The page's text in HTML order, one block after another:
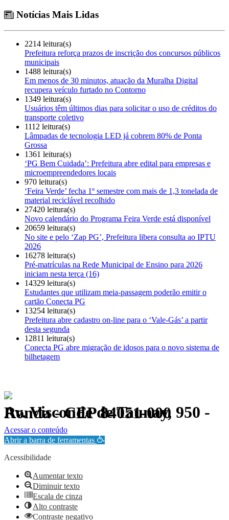
Notícias Mais Lidas
2214 leitura(s)
Prefeitura reforça prazos de inscrição dos concursos públicos
municipais
1488 leitura(s)
Em menos de 30 minutos, atuação da Muralha Digital
recupera veículo furtado no Contorno
1349 leitura(s)
Usuários têm últimos dias para solicitar o uso de créditos do
transporte coletivo
1112 leitura(s)
Lâmpadas de tecnologia LED já cobrem 80% de Ponta
Grossa
1361 leitura(s)
‘PG Bem Cuidada’: Prefeitura abre edital para empresas e
microempreendedores locais
970 leitura(s)
‘Feira Verde’ fecha 1º semestre com mais de 1,3 tonelada de
material reciclável recolhido
27420 leitura(s)
Novo calendário do Programa Feira Verde está disponível
20659 leitura(s)
No site e pelo ‘Zap PG’, Prefeitura libera consulta ao IPTU
2026
16278 leitura(s)
Pré-matrículas na Rede Municipal de Ensino para 2026
iniciam nesta terça (16)
14329 leitura(s)
Estudantes que utilizam meia-passagem poderão emitir o
cartão Conecta PG
13254 leitura(s)
Prefeitura abre cadastro on-line para o ‘Vale-Gás’ a partir
desta segunda
12811 leitura(s)
Conecta PG abre migração de idosos para o novo sistema de
bilhetagem
Av. Visconde de Taunay, 950 - Ronda - CEP 84051-000
Política de Privacidade.
Acessar o conteúdo
Abrir a barra de ferramentas
Acessibilidade
Aumentar texto
Diminuir texto
Escala de cinza
Alto contraste
Contraste negativo